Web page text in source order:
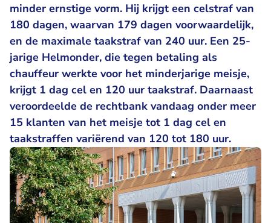
minder ernstige vorm. Hij krijgt een celstraf van
180 dagen, waarvan 179 dagen voorwaardelijk,
en de maximale taakstraf van 240 uur. Een 25-
jarige Helmonder, die tegen betaling als
chauffeur werkte voor het minderjarige meisje,
krijgt 1 dag cel en 120 uur taakstraf. Daarnaast
veroordeelde de rechtbank vandaag onder meer
15 klanten van het meisje tot 1 dag cel en
taakstraffen variërend van 120 tot 180 uur.